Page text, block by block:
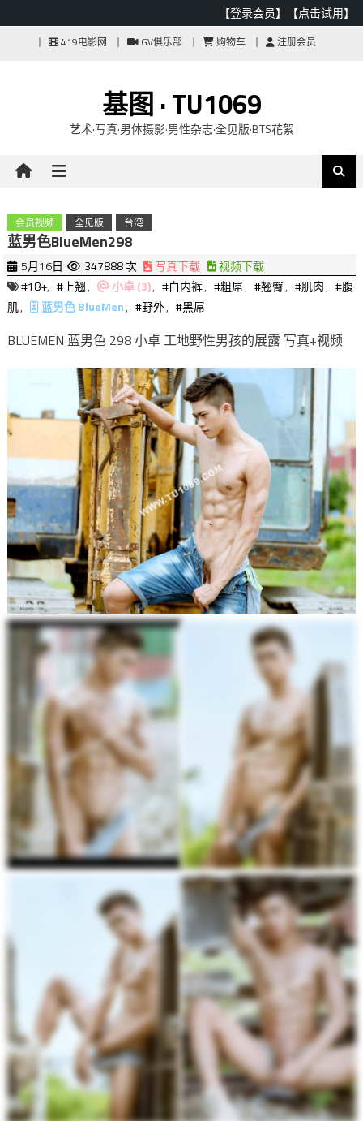
【登录会员】 【点击试用】
419电影网 GV俱乐部 购物车 注册会员
基图 · TU1069
艺术·写真·男体摄影·男性杂志·全见版·BTS花絮
会员视频 全见版 台湾
蓝男色BlueMen298
5月16日 347888 次 写真下载
视频下载
#18+, #上翘, 小卓 (3), #白内裤, #粗屌, #翘臀, #肌肉, #腹
肌, 蓝男色 BlueMen, #野外, #黑屌
BLUEMEN 蓝男色 298 小卓 工地野性男孩的展露 写真+视频